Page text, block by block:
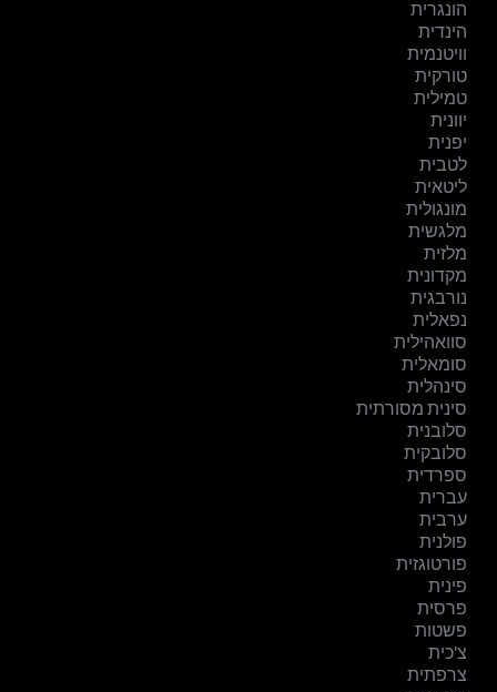
הונגרית
הינדית
וויטנמית
טורקית
טמילית
יוונית
יפנית
לטבית
ליטאית
מונגולית
מלגשית
מלזית
מקדונית
נורבגית
נפאלית
סוואהילית
סומאלית
סינהלית
סינית מסורתית
סלובנית
סלובקית
ספרדית
עברית
ערבית
פולנית
פורטוגזית
פינית
פרסית
פשטות
צ'כית
צרפתית